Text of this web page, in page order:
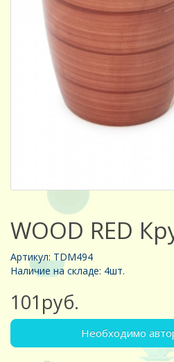
WOOD RED
Артикул: TDM494
Наличие на складе: 4шт.
101руб.
Необходимо